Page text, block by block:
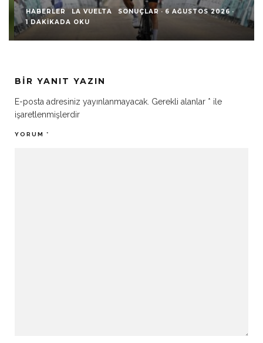
HABERLER LA VUELTA SONUÇLAR · 6 AĞUSTOS 2026 ·
1 DAKIKADA OKU
BIR YANIT YAZIN
E-posta adresiniz yayınlanmayacak. Gerekli alanlar * ile
işaretlenmişlerdir
YORUM *